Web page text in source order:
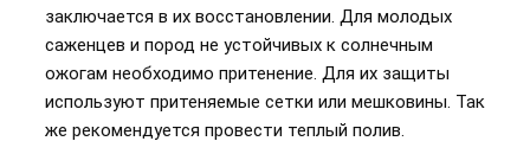
заключается в их восстановлении. Для молодых
саженцев и пород не устойчивых к солнечным
ожогам необходимо притенение. Для их защиты
используют притеняемые сетки или мешковины. Так
же рекомендуется провести теплый полив.